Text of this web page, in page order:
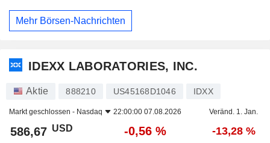
Mehr Börsen-Nachrichten
IDEXX LABORATORIES, INC.
Aktie 888210 US45168D1046 IDXX
Markt geschlossen - Nasdaq 22:00:00 07.08.2026 Veränd. 1. Jan.
586,67 USD -0,56 % -13,28 %